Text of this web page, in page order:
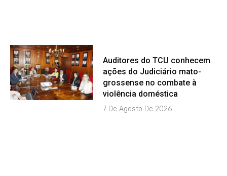
Auditores do TCU conhecem
ações do Judiciário mato-
grossense no combate à
violência doméstica
7 De Agosto De 2026